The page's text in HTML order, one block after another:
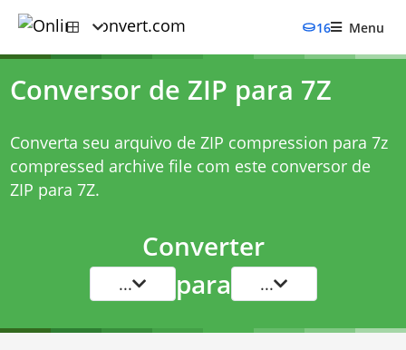
16 Menu
Conversor de ZIP para 7Z
Converta seu arquivo de ZIP compression para 7z
compressed archive file com este conversor de
ZIP para 7Z.
Converter
... para ...